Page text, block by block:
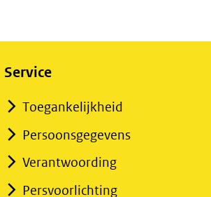
Service
Toegankelijkheid
Persoonsgegevens
Verantwoording
Persvoorlichting